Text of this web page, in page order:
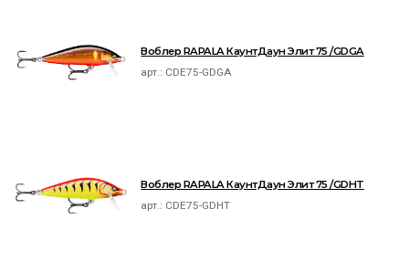
Воблер RAPALA КаунтДаун Элит 75 /GDGA
арт.: CDE75-GDGA
Воблер RAPALA КаунтДаун Элит 75 /GDHT
арт.: CDE75-GDHT